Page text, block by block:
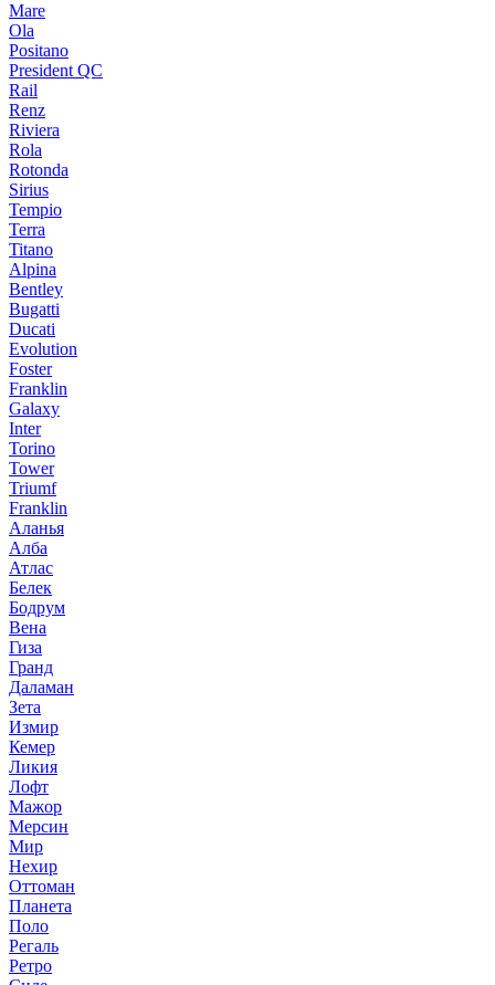
Mare
Ola
Positano
President QC
Rail
Renz
Riviera
Rola
Rotonda
Sirius
Tempio
Terra
Titano
Alpina
Bentley
Bugatti
Ducati
Evolution
Foster
Franklin
Galaxy
Inter
Torino
Tower
Triumf
Franklin
Аланья
Алба
Атлас
Белек
Бодрум
Вена
Гиза
Гранд
Даламан
Зета
Измир
Кемер
Ликия
Лофт
Мажор
Мерсин
Мир
Нехир
Оттоман
Планета
Поло
Регаль
Ретро